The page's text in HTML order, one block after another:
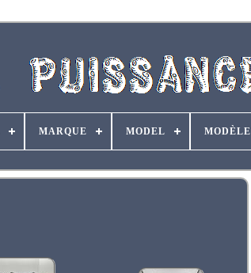
MARQUE MODEL MODÈLE